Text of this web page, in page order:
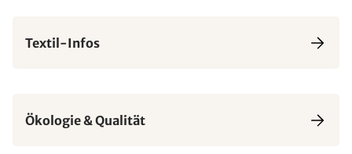
Textil-Infos
Ökologie & Qualität